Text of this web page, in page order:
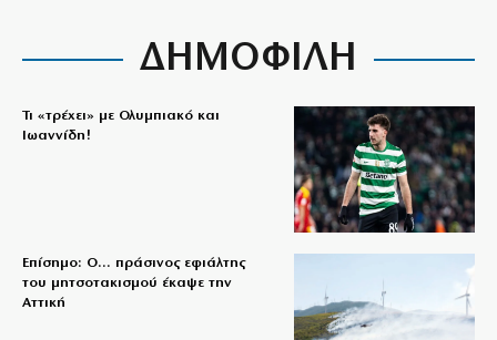
ΔΗΜΟΦΙΛΗ
Τι «τρέχει» με Ολυμπιακό και
Ιωαννίδη!
Επίσημο: Ο… πράσινος εφιάλτης
του μητσοτακισμού έκαψε την
Αττική